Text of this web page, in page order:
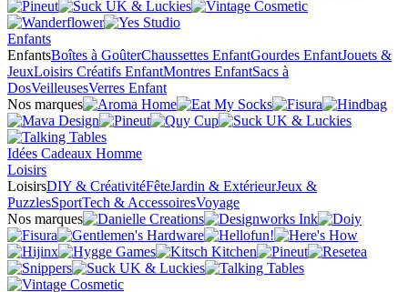
Enfants
EnfantsBoîtes à GoûterChaussettes EnfantGourdes EnfantJouets &
JeuxLoisirs Créatifs EnfantMontres EnfantSacs à
DosVeilleusesVerres Enfant
Nos marques
Idées Cadeaux Homme
Loisirs
LoisirsDIY & CréativitéFêteJardin & ExtérieurJeux &
PuzzlesSportTech & AccessoiresVoyage
Nos marques